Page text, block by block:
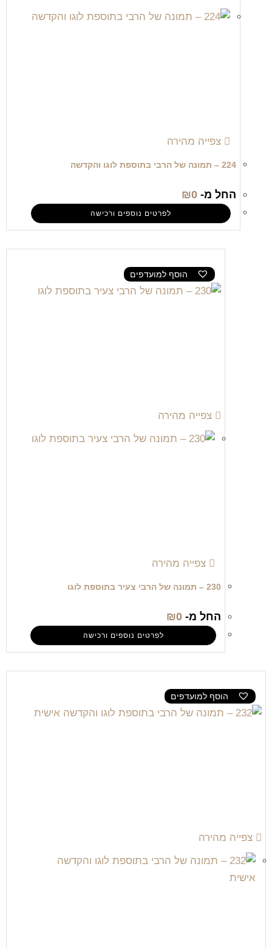
צפייה מהירה
224 – תמונה של הרבי בתוספת לוגו והקדשה
החל מ- ₪0
לפרטים נוספים ורכישה
הוסף למועדפים
צפייה מהירה
צפייה מהירה
230 – תמונה של הרבי צעיר בתוספת לוגו
החל מ- ₪0
לפרטים נוספים ורכישה
הוסף למועדפים
צפייה מהירה